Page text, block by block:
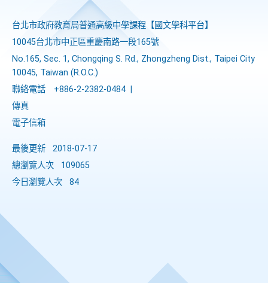
台北市政府教育局普通高級中學課程​【​國文學科平台】
10045台北市中正區重慶南路一段165號
No.165, Sec. 1, Chongqing S. Rd., Zhongzheng Dist., Taipei City
10045, Taiwan (R.O.C.)
聯絡電話
+886-2-2382-0484
傳真
電子信箱
最後更新
2018-07-17
總瀏覽人次
109065
今日瀏覽人次
84